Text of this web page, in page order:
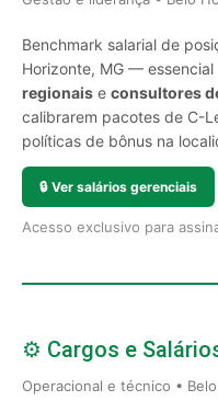
Benchmark salarial de
Horizonte, MG — essencial
regionais e consultores
calibrarem pacotes de C-
políticas de bônus na
🔒 Ver salários gerenciais
Acesso exclusivo para
⚙️ Cargos e
Operacional e técnico •